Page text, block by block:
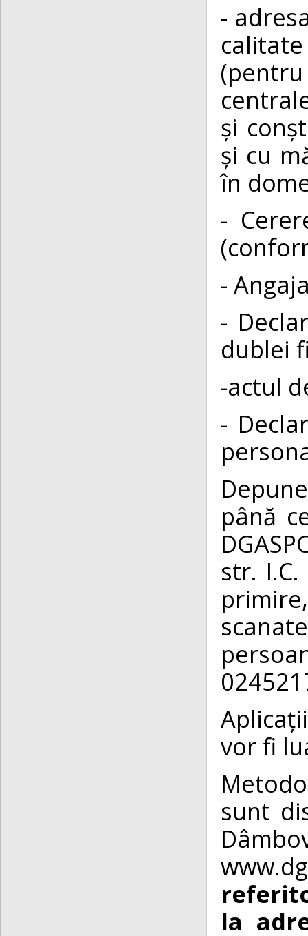
-
și
și cu
în
-
-
-
dublei
-actul
-
până
str.
vor fi
sunt
la